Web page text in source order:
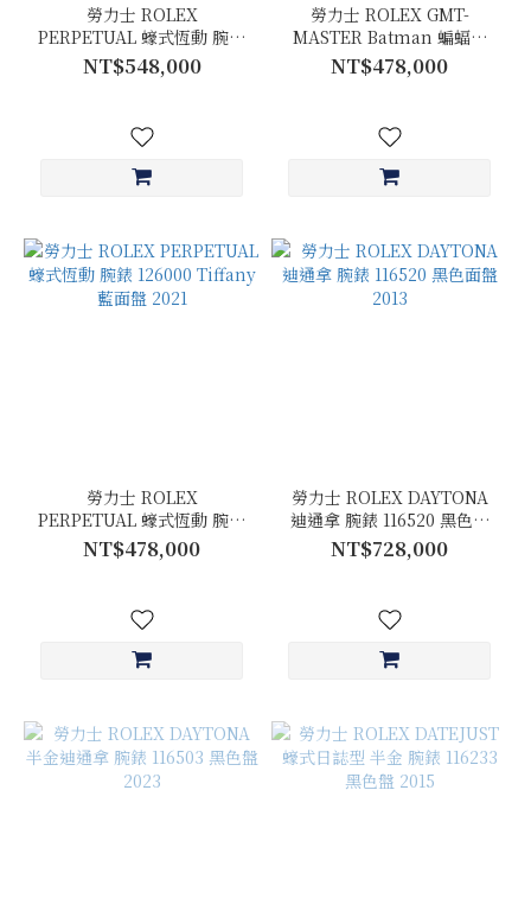
勞力士 ROLEX
PERPETUAL 蠔式恆動 腕錶
126000 慶典面盤 2025
NT$548,000
勞力士 ROLEX GMT-
MASTER Batman 蝙蝠俠
腕錶 116710BLNR 黑色面盤
2015
NT$478,000
勞力士 ROLEX
PERPETUAL 蠔式恆動 腕錶
126000 Tiffany藍面盤 2021
NT$478,000
勞力士 ROLEX DAYTONA
迪通拿 腕錶 116520 黑色面
盤 2013
NT$728,000